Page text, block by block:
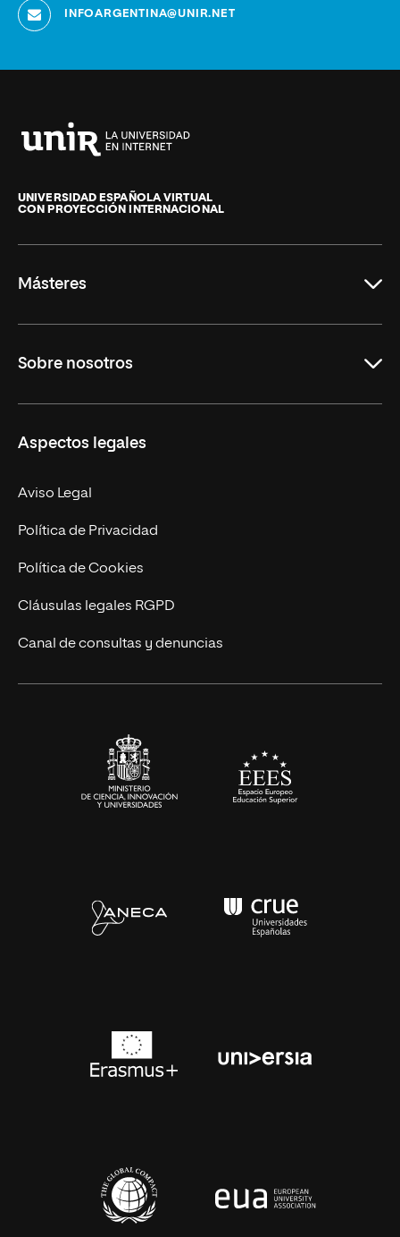
INFOARGENTINA@UNIR.NET
de
La
UNIVERSIDAD ESPAÑOLA VIRTUAL
CON PROYECCIÓN INTERNACIONAL
Másteres
Derecho
Empresa
MBA
Marketing y Comunicación
Ingeniería
Diseño
Ciencias de la Salud
Sobre nosotros
Nuestro Equipo
Contacto
Aspectos legales
Aviso Legal
Política de Privacidad
Política de Cookies
Cláusulas legales RGPD
Canal de consultas y denuncias